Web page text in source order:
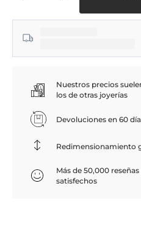
Nuestros precios
los de otras joyerías
Devoluciones en 60
Redimensionamiento
Más de 50,000
satisfechos